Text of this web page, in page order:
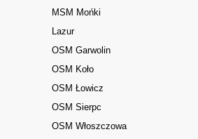
MSM Mońki
Lazur
OSM Garwolin
OSM Koło
OSM Łowicz
OSM Sierpc
OSM Włoszczowa